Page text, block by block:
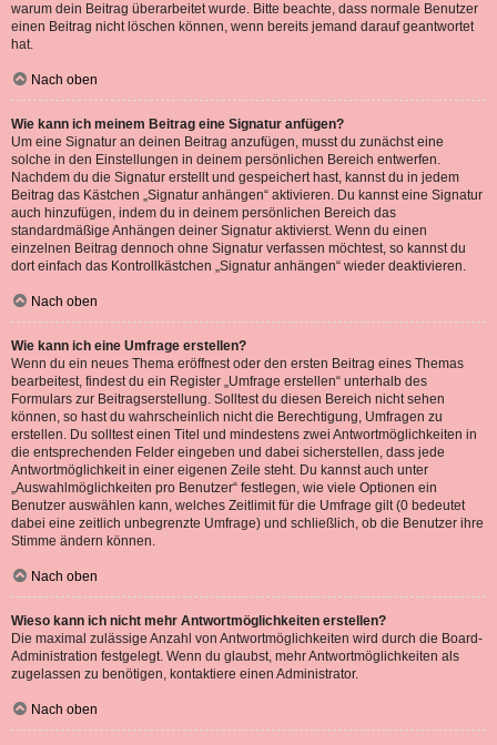
warum dein Beitrag überarbeitet wurde. Bitte beachte, dass normale Benutzer
einen Beitrag nicht löschen können, wenn bereits jemand darauf geantwortet
hat.
Nach oben
Wie kann ich meinem Beitrag eine Signatur anfügen?
Um eine Signatur an deinen Beitrag anzufügen, musst du zunächst eine
solche in den Einstellungen in deinem persönlichen Bereich entwerfen.
Nachdem du die Signatur erstellt und gespeichert hast, kannst du in jedem
Beitrag das Kästchen „Signatur anhängen“ aktivieren. Du kannst eine Signatur
auch hinzufügen, indem du in deinem persönlichen Bereich das
standardmäßige Anhängen deiner Signatur aktivierst. Wenn du einen
einzelnen Beitrag dennoch ohne Signatur verfassen möchtest, so kannst du
dort einfach das Kontrollkästchen „Signatur anhängen“ wieder deaktivieren.
Nach oben
Wie kann ich eine Umfrage erstellen?
Wenn du ein neues Thema eröffnest oder den ersten Beitrag eines Themas
bearbeitest, findest du ein Register „Umfrage erstellen“ unterhalb des
Formulars zur Beitragserstellung. Solltest du diesen Bereich nicht sehen
können, so hast du wahrscheinlich nicht die Berechtigung, Umfragen zu
erstellen. Du solltest einen Titel und mindestens zwei Antwortmöglichkeiten in
die entsprechenden Felder eingeben und dabei sicherstellen, dass jede
Antwortmöglichkeit in einer eigenen Zeile steht. Du kannst auch unter
„Auswahlmöglichkeiten pro Benutzer“ festlegen, wie viele Optionen ein
Benutzer auswählen kann, welches Zeitlimit für die Umfrage gilt (0 bedeutet
dabei eine zeitlich unbegrenzte Umfrage) und schließlich, ob die Benutzer ihre
Stimme ändern können.
Nach oben
Wieso kann ich nicht mehr Antwortmöglichkeiten erstellen?
Die maximal zulässige Anzahl von Antwortmöglichkeiten wird durch die Board-
Administration festgelegt. Wenn du glaubst, mehr Antwortmöglichkeiten als
zugelassen zu benötigen, kontaktiere einen Administrator.
Nach oben